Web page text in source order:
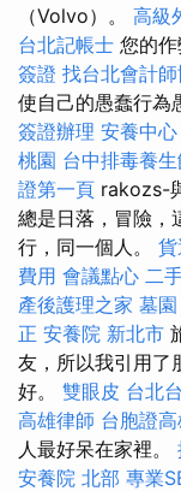
（Volvo）。 高級
台北記帳士 您的
簽證 找台北會計
使自己的愚蠢行為
簽證辦理 安養中心
桃園 台中排毒養
證第一頁 rakozs-
總是日落，冒險，
行，同一個人。
費用 會議點心 二
產後護理之家 墓園
正 安養院 新北市
友，所以我引用了
好。 雙眼皮 台北
高雄律師 台胞證
人最好呆在家裡。
安養院 北部 專業